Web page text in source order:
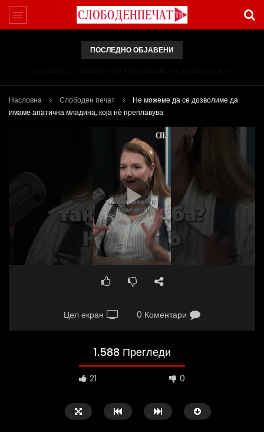
ПОСЛЕДНО ОБЈАВЕНИ
Насловна Слободен печат
Не можеме да се дозволиме да
имаме апатична младина, која нѐ преплавува
Цел екран 0 Коментари
1.588 Прегледи
21 0